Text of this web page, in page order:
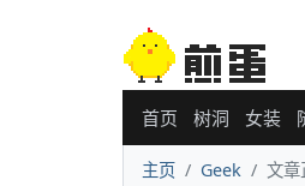
首页 树洞 女装
主页 Geek 文章